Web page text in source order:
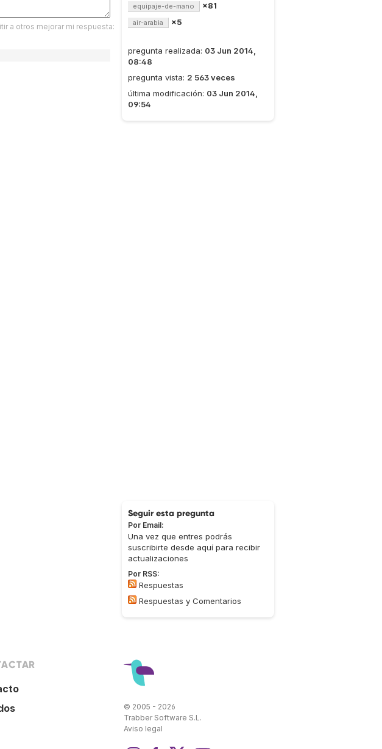
a otros mejorar mi respuesta:
equipaje-de-mano ×81
air-arabia ×5
pregunta realizada: 03 Jun 2014,
08:48
pregunta vista: 2 563 veces
última modificación: 03 Jun 2014,
09:54
Seguir esta pregunta
Por Email:
Una vez que entres podrás
suscribirte desde aquí para recibir
actualizaciones
Por RSS:
Respuestas
Respuestas y Comentarios
© 2005 - 2026
Trabber Software S.L.
Aviso legal